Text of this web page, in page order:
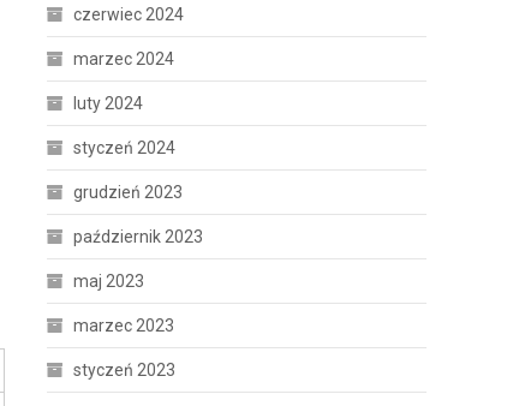
czerwiec 2024
marzec 2024
luty 2024
styczeń 2024
grudzień 2023
październik 2023
maj 2023
marzec 2023
styczeń 2023